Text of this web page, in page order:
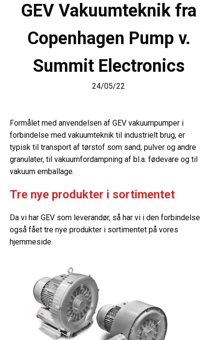
GEV Vakuumteknik fra
Copenhagen Pump v.
Summit Electronics
24/05/22
Formålet med anvendelsen af GEV vakuumpumper i
forbindelse med vakuumteknik til industrielt brug, er
typisk til transport af tørstof som sand, pulver og andre
granulater, til vakuumfordampning af bl.a. fødevare og til
vakuum emballage.
Tre nye produkter i sortimentet
Da vi har GEV som leverandør, så har vi i den forbindelse
også fået tre nye produkter i sortimentet på vores
hjemmeside.